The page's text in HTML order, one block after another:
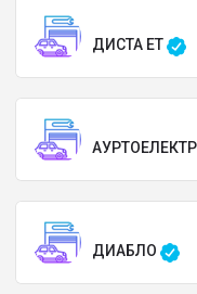
ДИСТА ЕТ
ДИАБЛО